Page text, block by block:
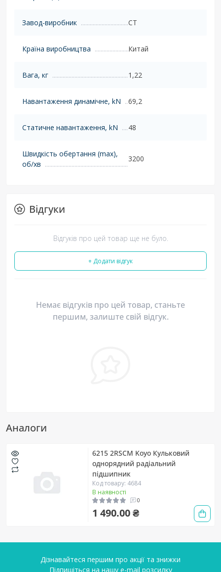
Завод-виробник CT
Країна виробництва Китай
Вага, кг 1,22
Навантаження динамічне, kN 69,2
Статичне навантаження, kN 48
Швидкість обертання (max),
об/хв
3200
Відгуки
Відгуків про цей товар ще не було.
+ Додати відгук
Немає відгуків про цей товар, станьте
першим, залиште свій відгук.
Аналоги
6215 2RSCM Koyo Кульковий
однорядний радіальний
підшипник
Код товару: 4684
В наявності
0
1 490.00 ₴
Дізнавайтеся першим про акції та знижки
Підпишіться на нашу e-mail розсилку